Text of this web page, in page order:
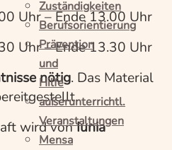
Zuständigkeiten
Berufsorientierung
Prävention
und
Hilfe
außerunterrichtl.
Veranstaltungen
Mensa
Uhr – Ende 13.00 Uhr
Uhr – Ende 13.30 Uhr
nötig. Das Material
wird vonIunia